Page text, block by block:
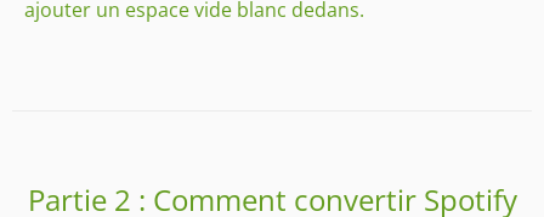
ajouter un espace vide blanc dedans.
Partie 2 : Comment convertir Spotify